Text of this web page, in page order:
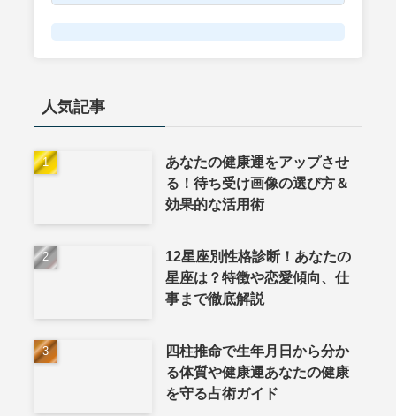
人気記事
あなたの健康運をアップさせ
る！待ち受け画像の選び方＆
効果的な活用術
12星座別性格診断！あなたの
星座は？特徴や恋愛傾向、仕
事まで徹底解説
四柱推命で生年月日から分か
る体質や健康運あなたの健康
を守る占術ガイド